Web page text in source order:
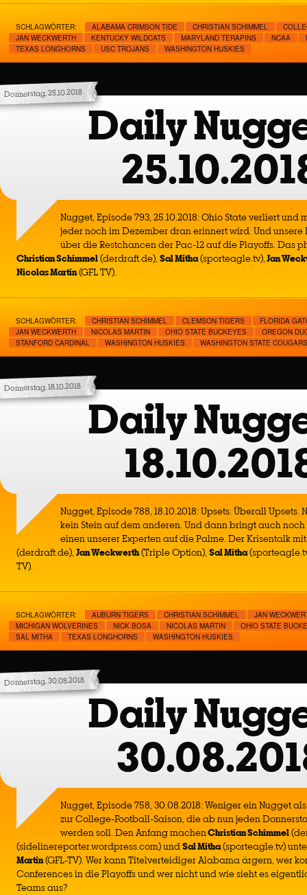
SCHLAGWÖRTER: ALABAMA CRIMSON TIDE CHRISTIAN SCHIMMEL
JAN WECKWERTH
KENTUCKY WILDCATS MARYLAND TERAPINS NCAA
TEXAS LONGHORNS
USC TROJANS WASHINGTON HUSKIES
Donnerstag, 25.10.2018
Daily
Nugget, Episode 793, 25.10.2018: Ohio State verliert und
jeder noch im Dezember dran erinnert wird. Und unsere
über die Restchancen der Pac-12 auf die Playoffs. Das
Christian Schimmel(derdraft.de), Sal Mitha(sporteagle.tv),Jan
Nicolas Martin(GFL TV).
SCHLAGWÖRTER: CHRISTIAN SCHIMMEL CLEMSON TIGERS
FLORIDA
JAN WECKWERTH
NICOLAS MARTIN OHIO STATE BUCKEYES
OREGON
STANFORD CARDINAL
WASHINGTON HUSKIES WASHINGTON STATE COUGARS
Donnerstag, 18.10.2018
Daily
Nugget, Episode 788, 18.10.2018: Upsets. Überall
kein Stein auf dem anderen. Und dann bringt auch
einen unserer Experten auf die Palme. Der Krisentalk
(derdraft.de), Jan Weckwerth(Triple Option), Sal Mitha
TV).
SCHLAGWÖRTER: AUBURN TIGERS CHRISTIAN SCHIMMEL
JAN
MICHIGAN WOLVERINES
NICK BOSA NICOLAS MARTIN
OHIO STATE
SAL MITHA
TEXAS LONGHORNS WASHINGTON HUSKIES
Donnerstag, 30.08.2018
Daily
Nugget, Episode 758, 30.08.2018: Weniger ein Nugget
zur College-Football-Saison, die ab nun jeden
werden soll. Den Anfang machenChristian Schimmel
(sidelinereporter.wordpress.com) undSal Mitha(sporteagle.tv)
Martin(GFL-TV). Wer kann Titelverteidiger Alabama ärgern, wer
Conferences in die Playoffs und wer nicht und wie sieht es
Teams aus?